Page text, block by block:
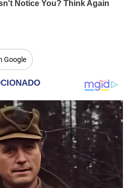
Google